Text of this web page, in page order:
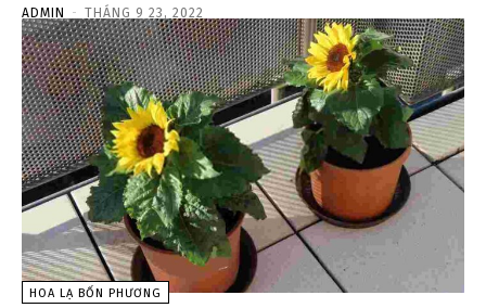
ADMIN - THÁNG 9 23, 2022
HOA LẠ BỐN PHƯƠNG